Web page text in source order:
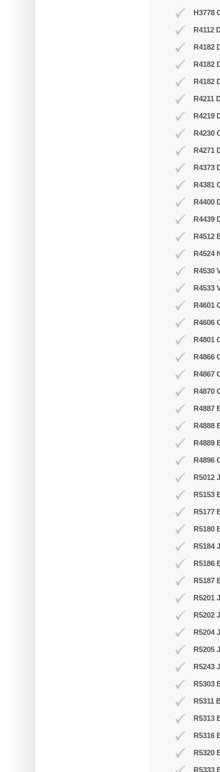
H3778
R4112
R4182
R4182
R4182
R4211
R4219
R4230
R4271
R4373
R4381
R4400
R4439
R4512
R4524
R4530
R4533
R4601
R4606
R4801
R4866
R4867
R4870
R4887
R4888
R4889
R4896
R5012
R5153
R5177
R5180
R5184
R5186
R5187
R5201
R5202
R5204
R5205
R5243
R5303
R5311
R5313
R5316
R5320
R5333